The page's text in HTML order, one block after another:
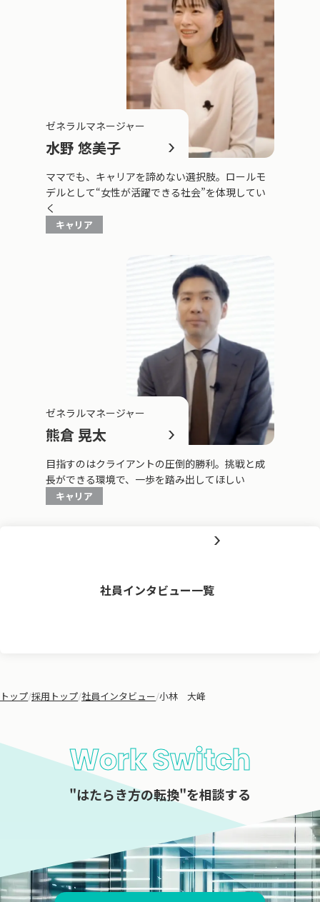
ゼネラルマネージャー
水野 悠美子
ママでも、キャリアを諦めない選択肢。ロールモ
デルとして“女性が活躍できる社会”を体現してい
く
キャリア
ゼネラルマネージャー
熊倉 晃太
目指すのはクライアントの圧倒的勝利。挑戦と成
長ができる環境で、一歩を踏み出してほしい
キャリア
社員インタビュー一覧
トップ/採用トップ/社員インタビュー/小林　大峰
Work Switch
"はたらき方の転換"を相談する